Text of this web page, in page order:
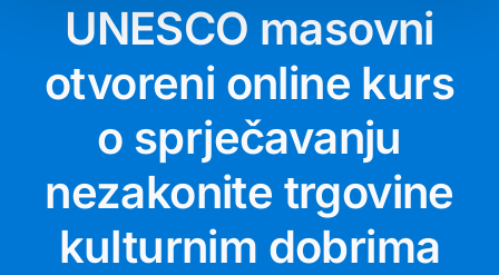
UNESCO masovni
otvoreni online kurs
o sprječavanju
nezakonite trgovine
kulturnim dobrima